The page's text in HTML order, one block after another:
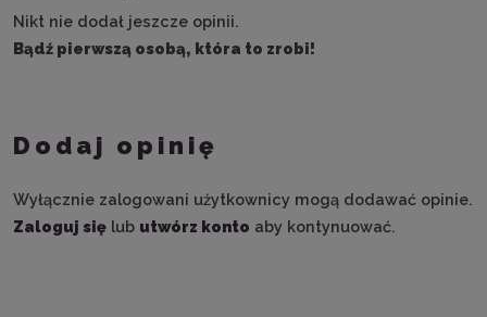
Nikt nie dodał jeszcze opinii.
Bądź pierwszą osobą, która to zrobi!
Dodaj opinię
Wyłącznie zalogowani użytkownicy mogą dodawać opinie.
Zaloguj się lub utwórz konto aby kontynuować.